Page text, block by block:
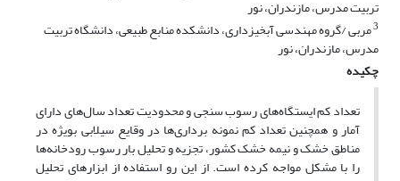
تربیت مدرس، مازندران، نور
3مربی /گروه مهندسی آبخیزداری، دانشکده منابع طبیعی، دانشگاه تربیت
مدرس، مازندران، نور
چکیده
تعداد کم ایستگاه‌های رسوب سنجی و محدودیت تعداد سال‌های دارای
آمار و همچنین تعداد کم نمونه برداری‌ها در وقایع سیلابی بویژه در
مناطق خشک و نیمه خشک کشور، تجزیه و تحلیل بار رسوب رودخانه‌ها
را با مشکل مواجه کرده است. از این رو استفاده از ابزارهای تحلیل